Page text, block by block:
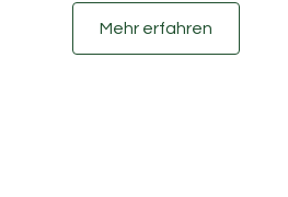
Mehr erfahren